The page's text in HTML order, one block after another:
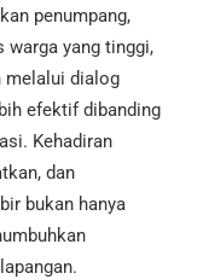
penumpang,
warga yang tinggi,
melalui dialog
efektif dibanding
Kehadiran
dan
bukan hanya